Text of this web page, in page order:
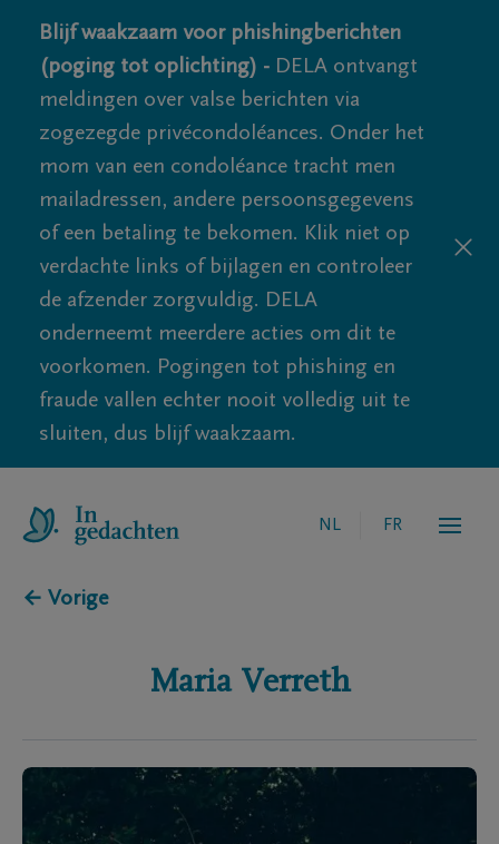
Blijf waakzaam voor phishingberichten
(poging tot oplichting) - DELA ontvangt
meldingen over valse berichten via
zogezegde privécondoléances. Onder het
mom van een condoléance tracht men
mailadressen, andere persoonsgegevens
of een betaling te bekomen. Klik niet op
verdachte links of bijlagen en controleer
de afzender zorgvuldig. DELA
onderneemt meerdere acties om dit te
voorkomen. Pogingen tot phishing en
fraude vallen echter nooit volledig uit te
sluiten, dus blijf waakzaam.
NL FR
← Vorige
Maria Verreth